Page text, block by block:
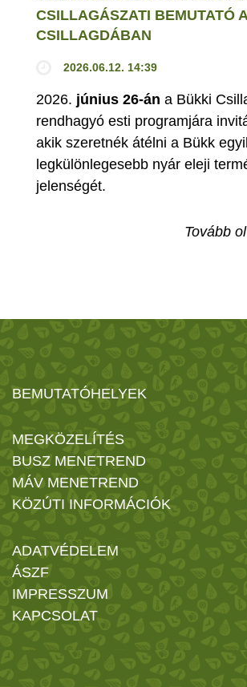
CSILLAGÁSZATI BEMUTATÓ
CSILLAGDÁBAN
2026.06.12. 14:39
2026. június 26-án a Bükki
rendhagyó esti programjára
akik szeretnék átélni a Bükk
legkülönlegesebb nyár eleji
jelenségét.
Tovább
BEMUTATÓHELYEK
MEGKÖZELÍTÉS
BUSZ MENETREND
MÁV MENETREND
KÖZÚTI INFORMÁCIÓK
ADATVÉDELEM
ÁSZF
IMPRESSZUM
KAPCSOLAT